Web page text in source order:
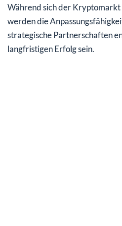
Während sich der
werden die
strategische Partnerschaften
langfristigen Erfolg sein.